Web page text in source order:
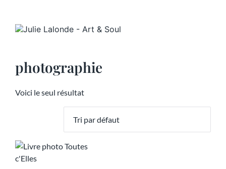
photographie
Voici le seul résultat